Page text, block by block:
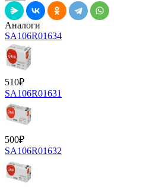
Аналоги
SA106R01634
510₽
SA106R01631
500₽
SA106R01632